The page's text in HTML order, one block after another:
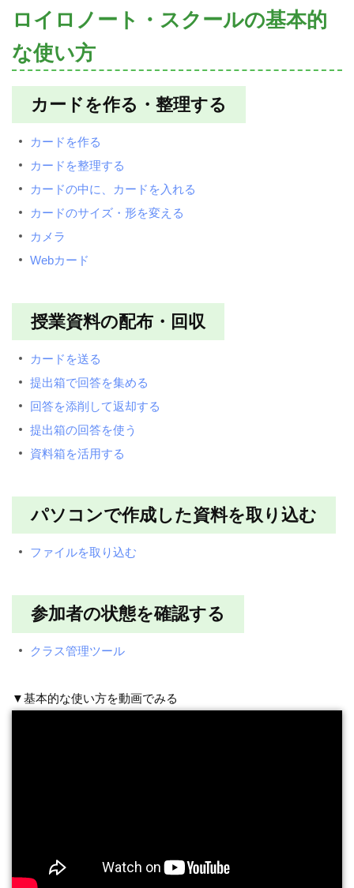
ロイロノート・スクールの基本的
な使い方
カードを作る・整理する
カードを作る
カードを整理する
カードの中に、カードを入れる
カードのサイズ・形を変える
カメラ
Webカード
授業資料の配布・回収
カードを送る
提出箱で回答を集める
回答を添削して返却する
提出箱の回答を使う
資料箱を活用する
パソコンで作成した資料を取り込む
ファイルを取り込む
参加者の状態を確認する
クラス管理ツール
▼基本的な使い方を動画でみる